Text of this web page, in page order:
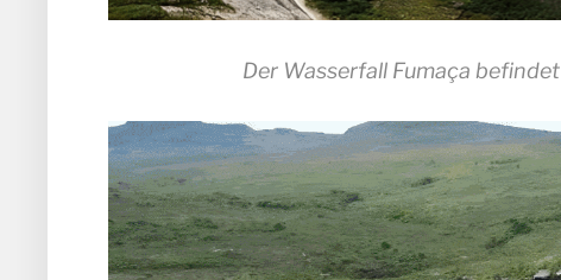
Der Wasserfall Fumaça